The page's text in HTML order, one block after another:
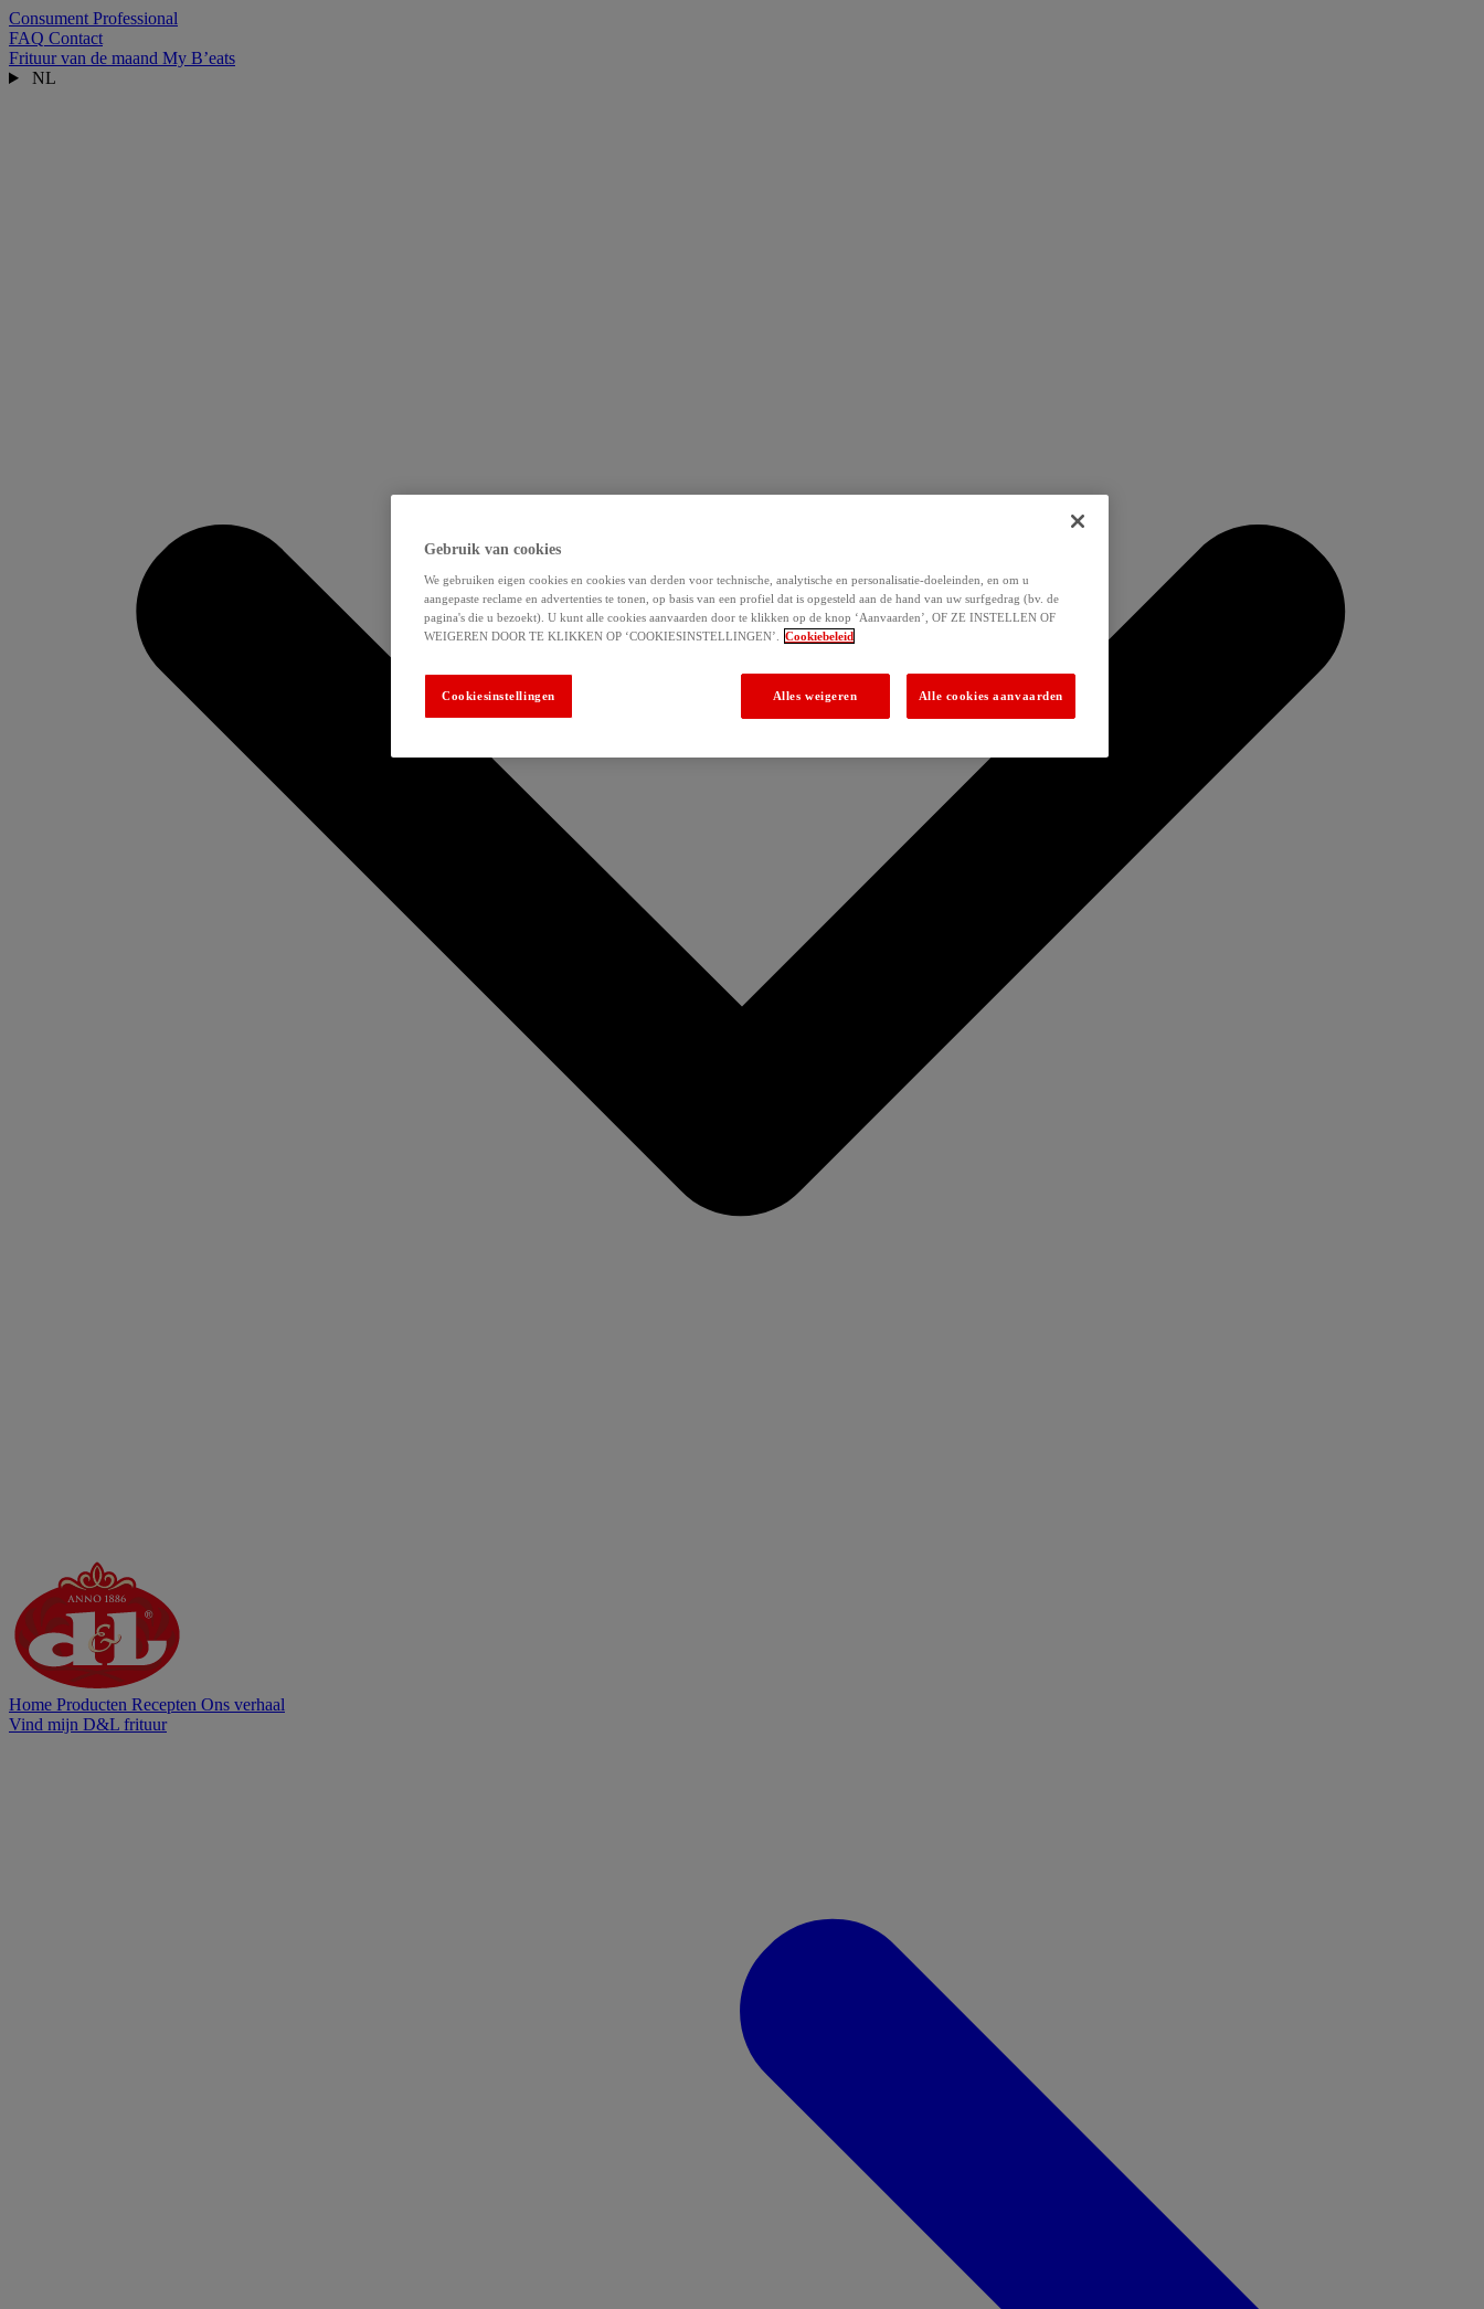
Consument Professional
FAQ Contact
Frituur van de maand My B’eats
NL
Home Producten Recepten Ons verhaal
Vind mijn D&L frituur
Gebruik van cookies
We gebruiken eigen cookies en cookies van derden voor technische, analytische en personalisatie-doeleinden, en om u
aangepaste reclame en advertenties te tonen, op basis van een profiel dat is opgesteld aan de hand van uw surfgedrag (bv. de
pagina's die u bezoekt). U kunt alle cookies aanvaarden door te klikken op de knop ‘Aanvaarden’, OF ZE INSTELLEN OF
WEIGEREN DOOR TE KLIKKEN OP ‘COOKIESINSTELLINGEN’.
Cookiebeleid
Alles weigeren Alle cookies aanvaarden
Cookiesinstellingen